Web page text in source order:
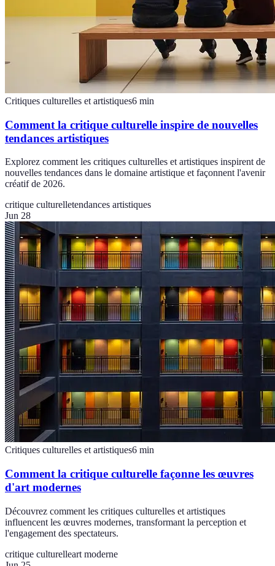
Critiques culturelles et artistiques6 min
Comment la critique culturelle inspire de nouvelles
tendances artistiques
Explorez comment les critiques culturelles et artistiques inspirent de
nouvelles tendances dans le domaine artistique et façonnent l'avenir
créatif de 2026.
critique culturelletendances artistiques
Jun 28
Critiques culturelles et artistiques6 min
Comment la critique culturelle façonne les œuvres
d'art modernes
Découvrez comment les critiques culturelles et artistiques
influencent les œuvres modernes, transformant la perception et
l'engagement des spectateurs.
critique culturelleart moderne